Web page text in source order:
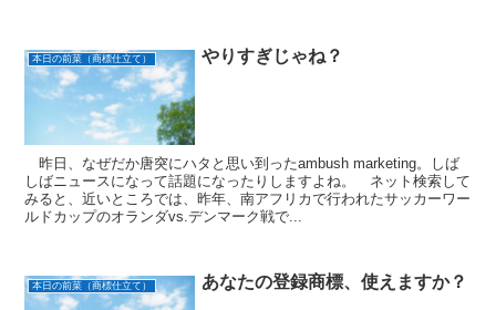
本日の前菜（商標仕立て） やりすぎじゃね？
昨日、なぜだか唐突にハタと思い到ったambush marketing。しば
しばニュースになって話題になったりしますよね。 ネット検索して
みると、近いところでは、昨年、南アフリカで行われたサッカーワー
ルドカップのオランダvs.デンマーク戦で...
本日の前菜（商標仕立て） あなたの登録商標、使えますか？